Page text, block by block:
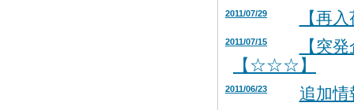
2011/07/29 【再
2011/07/15
【突
【☆☆☆】
2011/06/23 追加